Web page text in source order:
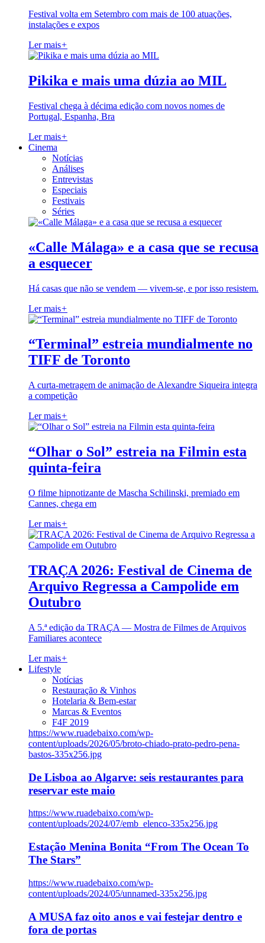
Festival volta em Setembro com mais de 100 atuações,
instalações e expos
Ler mais+
Pikika e mais uma dúzia ao MIL
Festival chega à décima edição com novos nomes de
Portugal, Espanha, Bra
Ler mais+
Cinema
Notícias
Análises
Entrevistas
Especiais
Festivais
Séries
«Calle Málaga» e a casa que se recusa
a esquecer
Há casas que não se vendem — vivem-se, e por isso resistem.
Ler mais+
“Terminal” estreia mundialmente no
TIFF de Toronto
A curta-metragem de animação de Alexandre Siqueira integra
a competição
Ler mais+
“Olhar o Sol” estreia na Filmin esta
quinta-feira
O filme hipnotizante de Mascha Schilinski, premiado em
Cannes, chega em
Ler mais+
TRAÇA 2026: Festival de Cinema de
Arquivo Regressa a Campolide em
Outubro
A 5.ª edição da TRAÇA — Mostra de Filmes de Arquivos
Familiares acontece
Ler mais+
Lifestyle
Notícias
Restauração & Vinhos
Hotelaria & Bem-estar
Marcas & Eventos
F4F 2019
https://www.ruadebaixo.com/wp-
content/uploads/2026/05/broto-chiado-prato-pedro-pena-
bastos-335x256.jpg
De Lisboa ao Algarve: seis restaurantes para
reservar este maio
https://www.ruadebaixo.com/wp-
content/uploads/2024/07/emb_elenco-335x256.jpg
Estação Menina Bonita “From The Ocean To
The Stars”
https://www.ruadebaixo.com/wp-
content/uploads/2024/05/unnamed-335x256.jpg
A MUSA faz oito anos e vai festejar dentro e
fora de portas